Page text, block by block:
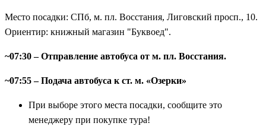
невозможно забыть.
Валаам на выбор: классика или катер со шхерами
Северо-Запада: пешеходная экскурсия на «Метеоре» с
посещением монастыря и Никольского скита или водная
посещением Ладожских шхер — архипелага скалистых
островов невероятной красоты.
Место посадки: СПб, м. пл. Восстания, Лиговский просп., 10.
Ориентир: книжный магазин "Буквоед".
~07:30 – Отправление автобуса от м. пл. Восстания.
~07:55 – Подача автобуса к ст. м. «Озерки»
При выборе этого места посадки, сообщите это
менеджеру при покупке тура!